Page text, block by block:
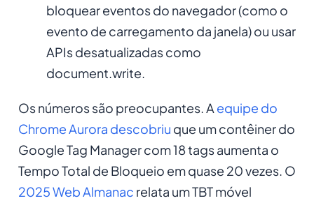
bloquear eventos do navegador (como o
evento de carregamento da janela) ou usar
APIs desatualizadas como
document.write.
Os números são preocupantes. A equipe do
Chrome Aurora descobriu que um contêiner do
Google Tag Manager com 18 tags aumenta o
Tempo Total de Bloqueio em quase 20 vezes. O
2025 Web Almanac relata um TBT móvel